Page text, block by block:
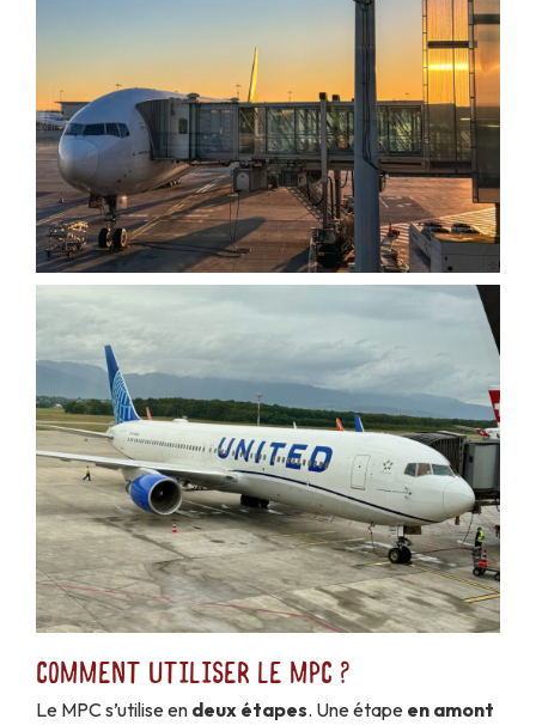
Comment utiliser le MPC ?
Le MPC s’utilise en deux étapes. Une étape en amont